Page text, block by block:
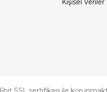
Kişisel Veriler